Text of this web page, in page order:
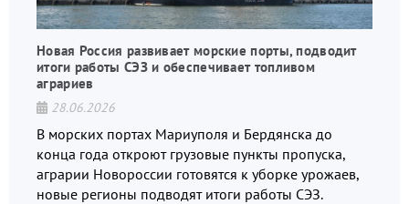
Новая Россия развивает морские порты, подводит
итоги работы СЭЗ и обеспечивает топливом
аграриев
28.06.2026
В морских портах Мариуполя и Бердянска до
конца года откроют грузовые пункты пропуска,
аграрии Новороссии готовятся к уборке урожаев,
новые регионы подводят итоги работы СЭЗ.